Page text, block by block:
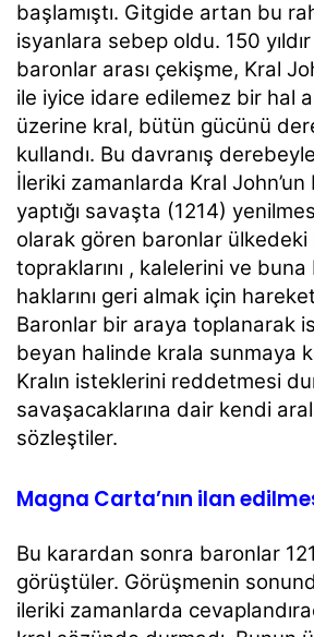
başlamıştı. Gitgide artan bu
isyanlara sebep oldu. 150
baronlar arası çekişme, Kral
ile iyice idare edilemez bir hal
üzerine kral, bütün gücünü
kullandı. Bu davranış
İleriki zamanlarda Kral John’un
yaptığı savaşta (1214)
olarak gören baronlar ülkedeki
topraklarını , kalelerini ve
haklarını geri almak için
Baronlar bir araya toplanarak
beyan halinde krala sunmaya
Kralın isteklerini reddetmesi
savaşacaklarına dair kendi
sözleştiler.
Magna Carta’nın ilan
Bu karardan sonra baronlar
görüştüler. Görüşmenin
ileriki zamanlarda